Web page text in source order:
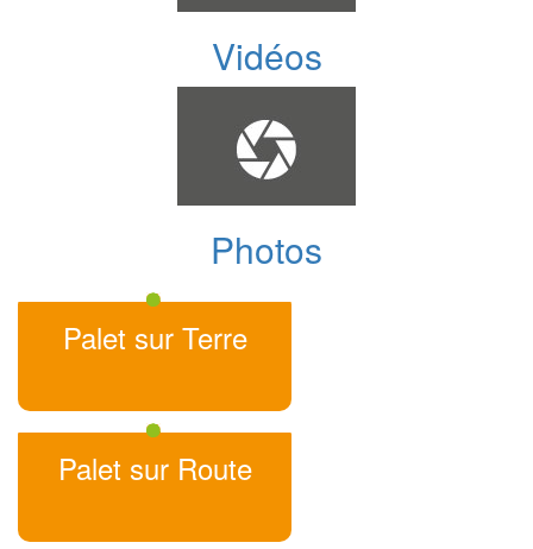
Vidéos
Photos
Palet sur Terre
Palet sur Route